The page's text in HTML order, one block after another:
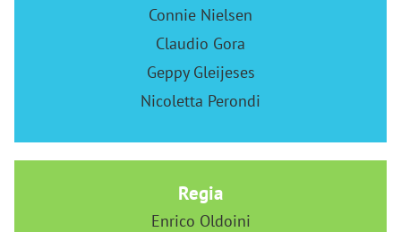
Connie Nielsen
Claudio Gora
Geppy Gleijeses
Nicoletta Perondi
Regia
Enrico Oldoini